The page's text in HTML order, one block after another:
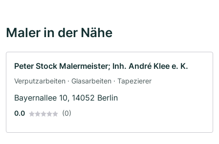
Maler in der Nähe
Peter Stock Malermeister; Inh. André Klee e. K.
Verputzarbeiten · Glasarbeiten · Tapezierer
Bayernallee 10, 14052 Berlin
0.0 (0)